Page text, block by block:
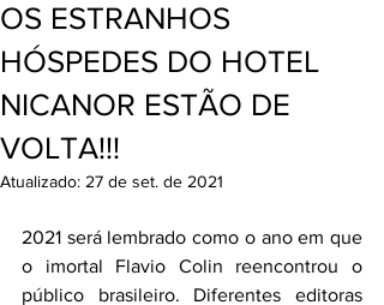
OS ESTRANHOS
HÓSPEDES DO HOTEL
NICANOR ESTÃO DE
VOLTA!!!
Atualizado: 27 de set. de 2021
2021 será lembrado como o ano em que
o imortal Flavio Colin reencontrou o
público brasileiro. Diferentes editoras